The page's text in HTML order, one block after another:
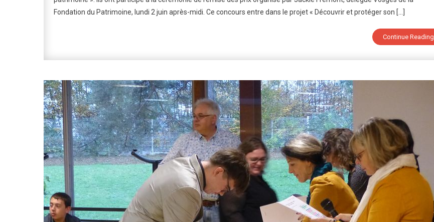
« Deviens
Fondation du Patrimoine, lundi 2 juin après-midi. Ce concours entre dans le projet « Découvrir et protéger son […]
Continue Reading